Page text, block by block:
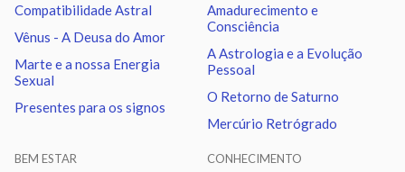
Sol Saturno
Lua Sextil Saturno
Quiron
Compatibilidade Astral
Vênus - A Deusa do Amor
Marte e a nossa Energia
Sexual
Presentes para os signos
Amadurecimento e
Consciência
A Astrologia e a Evolução
Pessoal
O Retorno de Saturno
Mercúrio Retrógrado
BEM ESTAR CONHECIMENTO